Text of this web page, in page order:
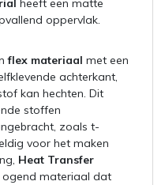
heeft een matte
oppervlak.
flex materiaal met een
achterkant,
kan hechten. Dit
stoffen
zoals t-
voor het maken
Heat Transfer
ogend materiaal dat